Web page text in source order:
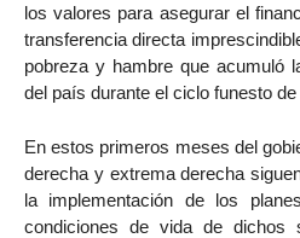
los valores para asegurar el
transferencia directa
pobreza y hambre que acumuló
del país durante el ciclo funesto
En estos primeros meses del
derecha y extrema derecha
la implementación de los
condiciones de vida de dichos